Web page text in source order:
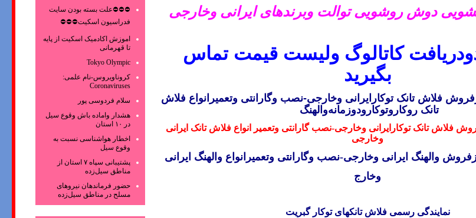
دوش روشویی توالت وبرندهای ایرانی وخارجی
ودریافت کاتالوگ ولیست قیمت تماس
بگیرید
فلاش تانک توکارایرانی وخارجی-نصب وگارانتی وتعمیرانواع فلاش
تانک روکاروتوکارودوزمانهوالهنگ
فلاش تانک توکارایرانی وخارجی-نصب گارانتی وتعمیر
انواع فلاش تانک ایرانی
وخارجی
والهنگ ایرانی وخارجی-نصب وگارانتی وتعمیرانواع والهنگ ایرانی
وخارج
نمایندگی رسمی فلاش تانکهای توکار گبریت
⛔⛔⛔علت بسته بودن سایت
فدراسیون اسکیت⛔⛔⛔
اموزش اکادمیک اسکیت از پایه
تا قهرمانی
Tokyo Olympic
کروناویروس‌-نام علمی:
Coronaviruses
سلام فردوسی پور
هشدار واماده باش وقوع سیل
در ۱۰ استان
اخطار هواشناسی نسبت به
وقوع سیل
پشتیبانی سپاه ۷ استان از
مناطق سیل‌زده
حضور فرماندهان نیروهای
مسلح در مناطق سیل‌زده